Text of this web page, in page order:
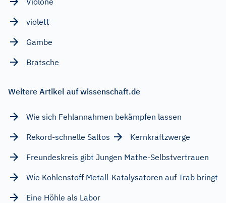
violett
Gambe
Bratsche
Weitere Artikel auf wissenschaft.de
Wie sich Fehlannahmen bekämpfen lassen
Rekord-schnelle Saltos
Kernkraftzwerge
Freundeskreis gibt Jungen Mathe-Selbstvertrauen
Wie Kohlenstoff Metall-Katalysatoren auf Trab bringt
Eine Höhle als Labor